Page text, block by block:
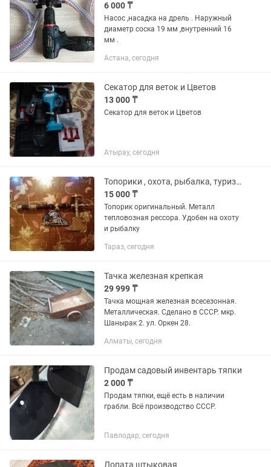
6 000 ₸
Насос ,насадка на дрель . Наружный
диаметр соска 19 мм ,внутренний 16
мм .
Астана, сегодня
Секатор для веток и Цветов
13 000 ₸
Секатор для веток и Цветов
Атырау, сегодня
Топорики , охота, рыбалка, туризма
15 000 ₸
Топорик оригинальный. Металл
тепловозная рессора. Удобен на охоту
и рыбалку
Тараз, сегодня
Тачка железная крепкая
29 999 ₸
Тачка мощная железная всесезонная.
Металлическая. Сделано в СССР. мкр.
Шанырак 2. ул. Оркен 28.
Алматы, сегодня
Продам садовый инвентарь тяпки
2 000 ₸
Продам тяпки, ещё есть в наличии
грабли. Всё производство СССР.
Павлодар, сегодня
Лопата штыковая